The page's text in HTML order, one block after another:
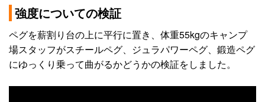
強度についての検証
ペグを薪割り台の上に平行に置き、体重55kgのキャンプ
場スタッフがスチールペグ、ジュラパワーペグ、鍛造ペグ
にゆっくり乗って曲がるかどうかの検証をしました。